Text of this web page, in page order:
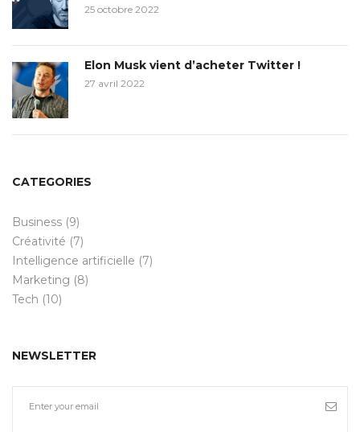
25 octobre 2022
Elon Musk vient d’acheter Twitter !
27 avril 2022
CATEGORIES
Business (9)
Créativité (7)
Intelligence artificielle (7)
Marketing (8)
Tech (10)
NEWSLETTER